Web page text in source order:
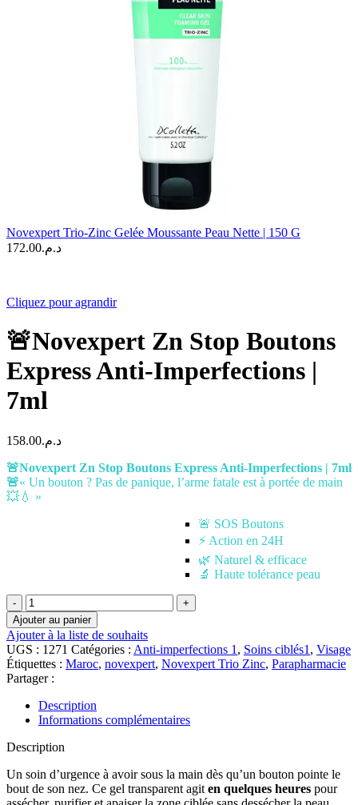
Novexpert Trio-Zinc Gelée Moussante Peau Nette | 150 G
د.م.172.00
Cliquez pour agrandir
🚨Novexpert Zn Stop Boutons
Express Anti-Imperfections |
7ml
د.م.158.00
🚨Novexpert Zn Stop Boutons Express Anti-Imperfections | 7ml
🚨« Un bouton ? Pas de panique, l’arme fatale est à portée de main
💥💧 »
🚨 SOS Boutons
⚡ Action en 24H
🌿 Naturel & efficace
🔬 Haute tolérance peau
quantité
de
🚨
Novexpert
Zn
Stop
Boutons
Express
Anti-
Imperfections
|
Ajouter au panier
Ajouter à la liste de souhaits
UGS : 1271 Catégories : Anti-imperfections 1 , Soins ciblés1 , Visage
Étiquettes : Maroc, novexpert, Novexpert Trio Zinc, Parapharmacie
Partager :
Description
Informations complémentaires
Description
Un soin d’urgence à avoir sous la main dès qu’un bouton pointe le
bout de son nez. Ce gel transparent agit en quelques heures pour